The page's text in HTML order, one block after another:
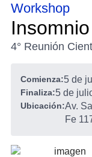
Workshop
4° Reunión
Comienza:5 de
Finaliza:5 de
Ubicación:Av.
Fe